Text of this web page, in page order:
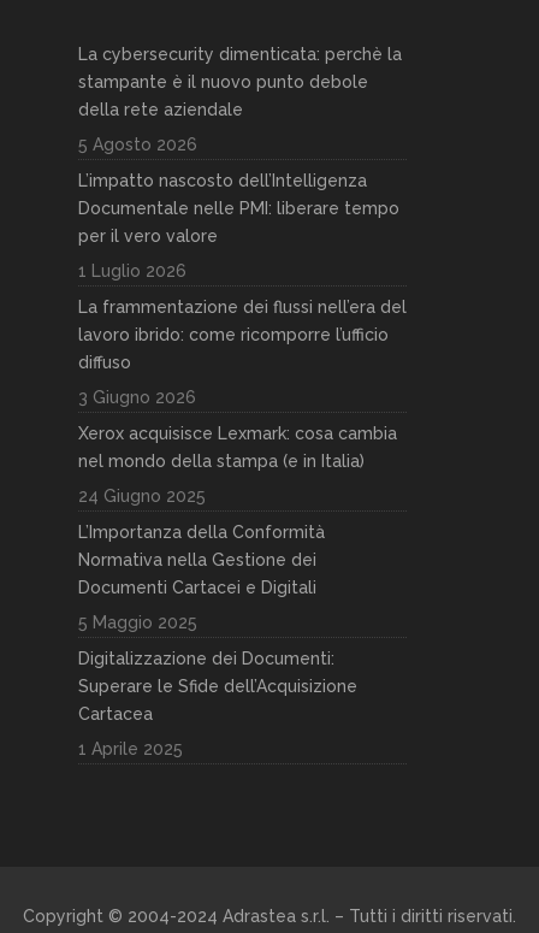
La cybersecurity dimenticata: perchè la
stampante è il nuovo punto debole
della rete aziendale
5 Agosto 2026
L’impatto nascosto dell’Intelligenza
Documentale nelle PMI: liberare tempo
per il vero valore
1 Luglio 2026
La frammentazione dei flussi nell’era del
lavoro ibrido: come ricomporre l’ufficio
diffuso
3 Giugno 2026
Xerox acquisisce Lexmark: cosa cambia
nel mondo della stampa (e in Italia)
24 Giugno 2025
L’Importanza della Conformità
Normativa nella Gestione dei
Documenti Cartacei e Digitali
5 Maggio 2025
Digitalizzazione dei Documenti:
Superare le Sfide dell’Acquisizione
Cartacea
1 Aprile 2025
Copyright © 2004-2024 Adrastea s.r.l. – Tutti i diritti riservati.